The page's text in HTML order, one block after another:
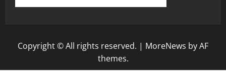
Copyright © All rights reserved. | MoreNews by AF
themes.